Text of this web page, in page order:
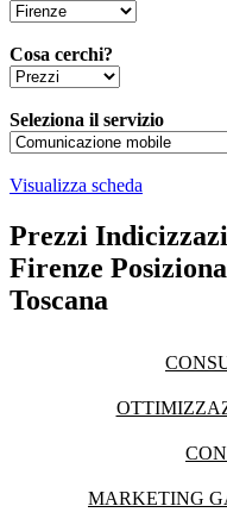
Cosa cerchi?
Seleziona il servizio
Visualizza scheda
Prezzi
Firenze
Toscana
MARKETING